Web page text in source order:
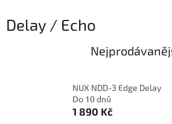
Delay / Echo
NUX NDD-3 Edge Delay
Do 10 dnů
1 890 Kč